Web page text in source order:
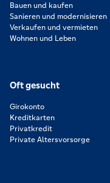
Bauen und kaufen
Sanieren und modernisieren
Verkaufen und vermieten
Wohnen und Leben
Oft gesucht
Girokonto
Kreditkarten
Privatkredit
Private Altersvorsorge